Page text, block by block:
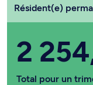
Choisissez votre
Résident(e)
2
Total pour un